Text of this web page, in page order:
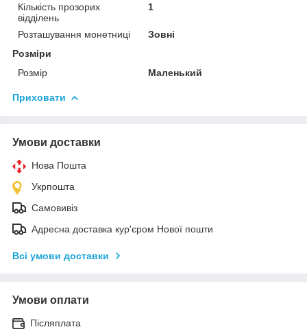
Кількість прозорих
відділень
1
Розташування монетниці
Зовні
Розміри
Розмір
Маленький
Приховати
Умови доставки
Нова Пошта
Укрпошта
Самовивіз
Адресна доставка кур'єром Нової пошти
Всі умови доставки
Умови оплати
Післяплата